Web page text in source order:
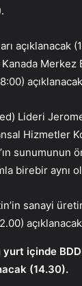
açıklanacak
Merkez
Lideri
Hizmetler
sunumunun
birebir aynı
sanayi
içinde
(14.30).